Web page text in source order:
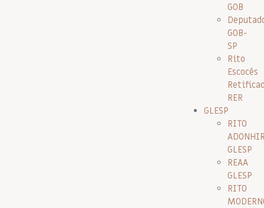
GOB
GOB-
SP
Rito
Escocês
RER
GLESP
RITO
GLESP
REAA
GLESP
RITO